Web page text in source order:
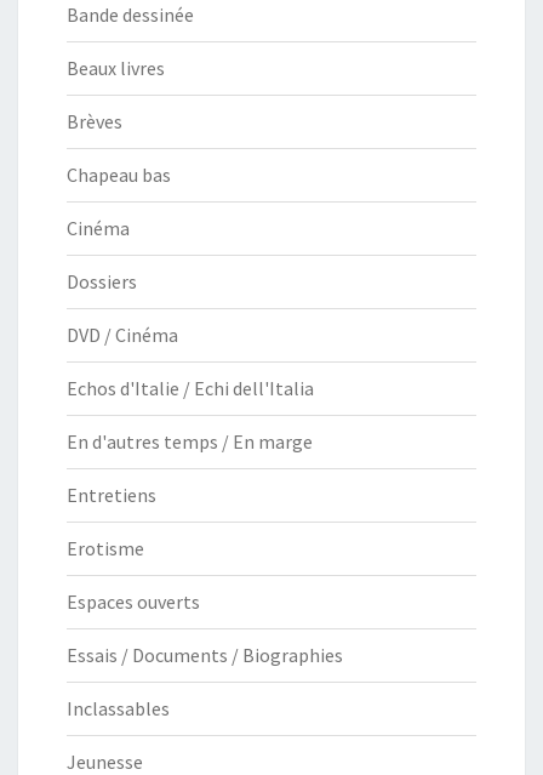
Bande dessinée
Beaux livres
Brèves
Chapeau bas
Cinéma
Dossiers
DVD / Cinéma
Echos d'Italie / Echi dell'Italia
En d'autres temps / En marge
Entretiens
Erotisme
Espaces ouverts
Essais / Documents / Biographies
Inclassables
Jeunesse